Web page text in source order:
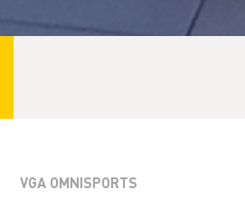
VGA OMNISPORTS